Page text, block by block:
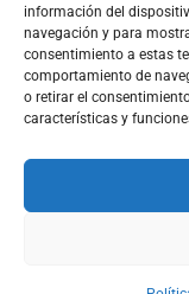
información del
navegación y para
consentimiento a estas
comportamiento de
o retirar el
características y
®Derechos
prohibida la